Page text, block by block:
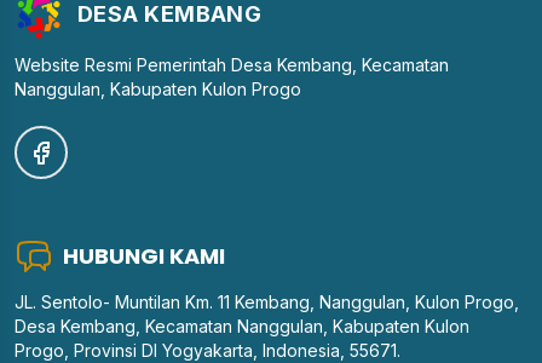
DESA KEMBANG
Website Resmi Pemerintah Desa Kembang, Kecamatan
Nanggulan, Kabupaten Kulon Progo
HUBUNGI KAMI
JL. Sentolo- Muntilan Km. 11 Kembang, Nanggulan, Kulon Progo,
Desa Kembang, Kecamatan Nanggulan, Kabupaten Kulon
Progo, Provinsi DI Yogyakarta, Indonesia, 55671.